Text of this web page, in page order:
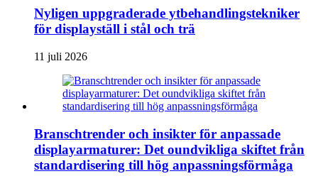
Nyligen uppgraderade ytbehandlingstekniker
för displayställ i stål och trä
11 juli 2026
Branschtrender och insikter för anpassade
displayarmaturer: Det oundvikliga skiftet från
standardisering till hög anpassningsförmåga